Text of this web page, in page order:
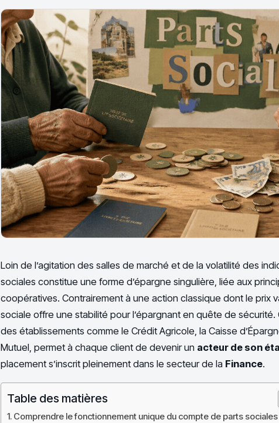
Loin de l’agitation des salles de marché et de la volatilité des
sociales constitue une forme d’épargne singulière, liée aux
coopératives. Contrairement à une action classique dont le prix
sociale offre une stabilité pour l’épargnant en quête de
des établissements comme le Crédit Agricole, la Caisse
Mutuel, permet à chaque client de devenir un acteur de son
placement s’inscrit pleinement dans le secteur de la Finance.
Table des matières
Comprendre le fonctionnement unique du compte de parts sociales